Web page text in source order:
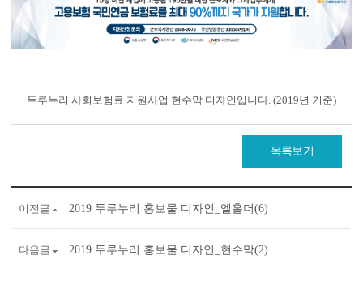
두루누리 사회보험료 지원사업 현수막 디자인입니다. (2019년 기준)
목록보기
이전글 2019 두루누리 홍보물 디자인_엘홀더(6)
다음글 2019 두루누리 홍보물 디자인_현수막(2)